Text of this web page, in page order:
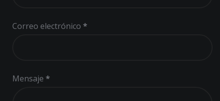
Correo electrónico *
Mensaje *